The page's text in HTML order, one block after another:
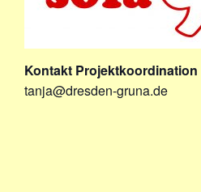
Kontakt Projektkoordination
tanja@dresden-gruna.de